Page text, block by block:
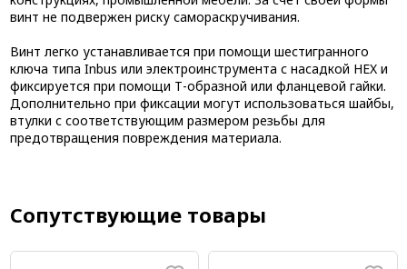
винт не подвержен риску самораскручивания.
Винт легко устанавливается при помощи шестигранного
ключа типа Inbus или электроинструмента с насадкой HEX и
фиксируется при помощи Т-образной или фланцевой гайки.
Дополнительно при фиксации могут использоваться шайбы,
втулки с соответствующим размером резьбы для
предотвращения повреждения материала.
Сопутствующие товары